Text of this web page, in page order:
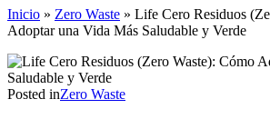
Inicio » Zero Waste » Life Cero Residuos
Adoptar una Vida Más Saludable y Verde
Posted inZero Waste